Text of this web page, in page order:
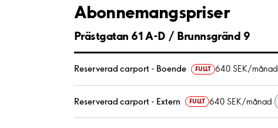
Abonnemangspriser
Prästgatan 61 A-D / Brunnsgränd 9
Reserverad carport - Boende FULLT 640 SEK/månad
Reserverad carport - Extern FULLT 640 SEK/månad